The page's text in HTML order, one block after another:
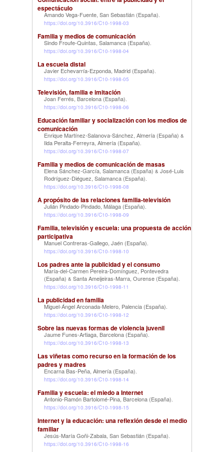
espectáculo
Amando Vega-Fuente, San Sebastián (España).
https://doi.org/10.3916/C10-1998-03
Familia y medios de comunicación
Sindo Froufe-Quintas, Salamanca (España).
https://doi.org/10.3916/C10-1998-04
La escuela distal
Javier Echevarría-Ezponda, Madrid (España).
https://doi.org/10.3916/C10-1998-05
Televisión, familia e imitación
Joan Ferrés, Barcelona (España).
https://doi.org/10.3916/C10-1998-06
Educación familiar y socialización con los medios de
comunicación
Enrique Martínez-Salanova-Sánchez, Almería (España) &
Ilda Peralta-Ferreyra, Almería (España).
https://doi.org/10.3916/C10-1998-07
Familia y medios de comunicación de masas
Elena Sánchez-García, Salamanca (España) & José-Luis
Rodríguez-Diéguez, Salamanca (España).
https://doi.org/10.3916/C10-1998-08
A propósito de las relaciones familia-televisión
Julián Pindado-Pindado, Málaga (España).
https://doi.org/10.3916/C10-1998-09
Familia, televisión y escuela: una propuesta de acción
participativa
Manuel Contreras-Gallego, Jaén (España).
https://doi.org/10.3916/C10-1998-10
Los padres ante la publicidad y el consumo
María-del-Carmen Pereira-Domínguez, Pontevedra
(España) & Santa Ameijeiras-Marra, Ourense (España).
https://doi.org/10.3916/C10-1998-11
La publicidad en familia
Miguel-Ángel Arconada-Melero, Palencia (España).
https://doi.org/10.3916/C10-1998-12
Sobre las nuevas formas de violencia juvenil
Jaume Funes-Artiaga, Barcelona (España).
https://doi.org/10.3916/C10-1998-13
Las viñetas como recurso en la formación de los
padres y madres
Encarna Bas-Peña, Almería (España).
https://doi.org/10.3916/C10-1998-14
Familia y escuela: el miedo a Internet
Antonio-Ramón Bartolomé-Pina, Barcelona (España).
https://doi.org/10.3916/C10-1998-15
Internet y la educación: una reflexión desde el medio
familiar
Jesús-María Goñi-Zabala, San Sebastián (España).
https://doi.org/10.3916/C10-1998-16